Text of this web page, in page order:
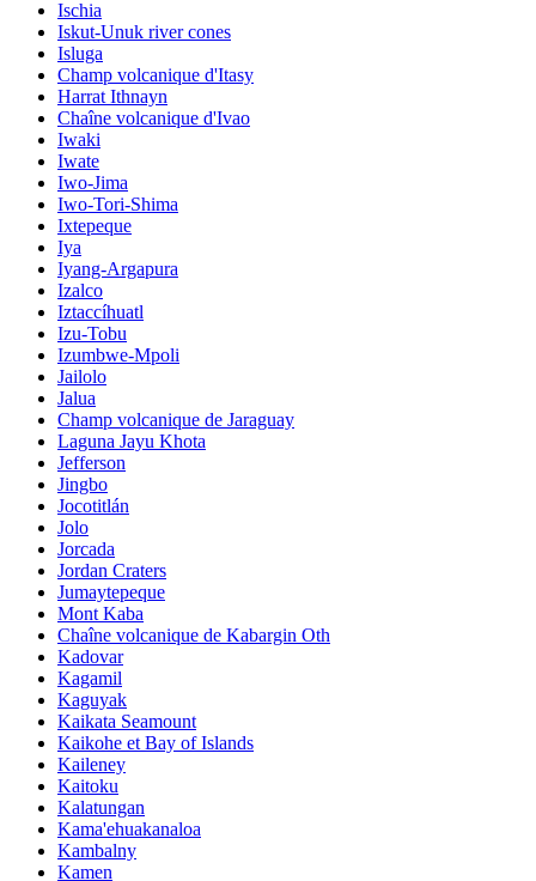
Ischia
Iskut-Unuk river cones
Isluga
Champ volcanique d'Itasy
Harrat Ithnayn
Chaîne volcanique d'Ivao
Iwaki
Iwate
Iwo-Jima
Iwo-Tori-Shima
Ixtepeque
Iya
Iyang-Argapura
Izalco
Iztaccíhuatl
Izu-Tobu
Izumbwe-Mpoli
Jailolo
Jalua
Champ volcanique de Jaraguay
Laguna Jayu Khota
Jefferson
Jingbo
Jocotitlán
Jolo
Jorcada
Jordan Craters
Jumaytepeque
Mont Kaba
Chaîne volcanique de Kabargin Oth
Kadovar
Kagamil
Kaguyak
Kaikata Seamount
Kaikohe et Bay of Islands
Kaileney
Kaitoku
Kalatungan
Kama'ehuakanaloa
Kambalny
Kamen